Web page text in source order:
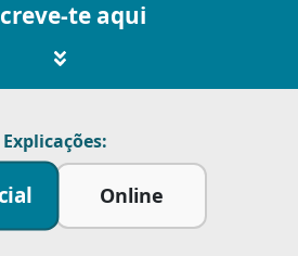
te aqui
Explicações:
Online